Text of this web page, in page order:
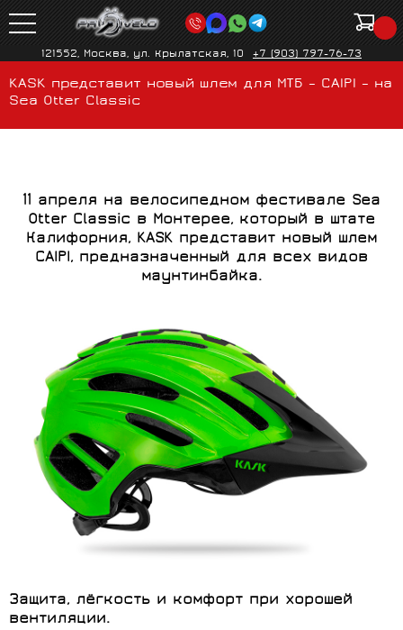
121552, Москва, ул. Крылатская, 10 +7 (903) 797-76-73
KASK представит новый шлем для МТБ – CAIPI – на
Sea Otter Classic
11 апреля на велосипедном фестивале Sea
Otter Classic в Монтерее, который в штате
Калифорния, KASK представит новый шлем
CAIPI, предназначенный для всех видов
маунтинбайка.
Защита, лёгкость и комфорт при хорошей
вентиляции.